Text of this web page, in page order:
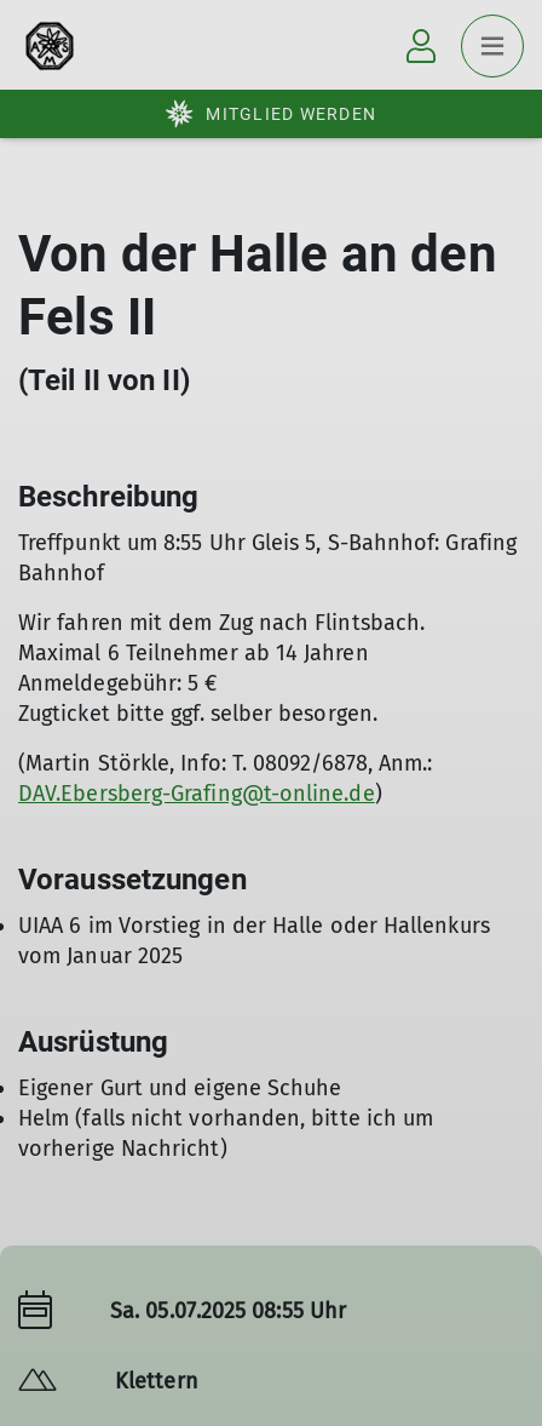
MITGLIED WERDEN
Von der Halle an den
Fels II
(Teil II von II)
Beschreibung
Treffpunkt um 8:55 Uhr Gleis 5, S-Bahnhof: Grafing
Bahnhof
Wir fahren mit dem Zug nach Flintsbach.
Maximal 6 Teilnehmer ab 14 Jahren
Anmeldegebühr: 5 €
Zugticket bitte ggf. selber besorgen.
(Martin Störkle, Info: T. 08092/6878, Anm.:
DAV.Ebersberg-Grafing@t-online.de)
Voraussetzungen
UIAA 6 im Vorstieg in der Halle oder Hallenkurs
vom Januar 2025
Ausrüstung
Eigener Gurt und eigene Schuhe
Helm (falls nicht vorhanden, bitte ich um
vorherige Nachricht)
Sa. 05.07.2025 08:55 Uhr
Klettern